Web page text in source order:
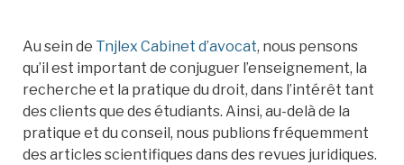
Au sein de Tnjlex Cabinet d’avocat, nous pensons
qu’il est important de conjuguer l’enseignement, la
recherche et la pratique du droit, dans l’intérêt tant
des clients que des étudiants. Ainsi, au-delà de la
pratique et du conseil, nous publions fréquemment
des articles scientifiques dans des revues juridiques.